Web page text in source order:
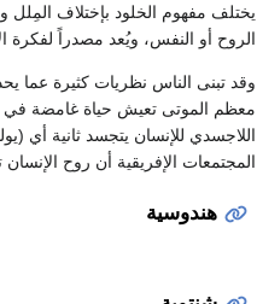
يختلف مفهوم الخلود بإختلاف المِلل
الروح أو النفس، ويُعد مصدراً لفكرة
وقد تبنى الناس نظريات كثيرة عما
معظم الموتى تعيش حياة غامضة في
اللاجسدي للإنسان يتجسد ثانية أي
المجتمعات الإفريقية أن روح
هندوسية